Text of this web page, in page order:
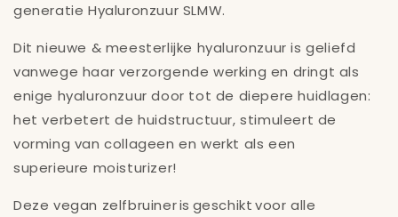
generatie Hyaluronzuur SLMW.
Dit nieuwe & meesterlijke hyaluronzuur is geliefd
vanwege haar verzorgende werking en dringt als
enige hyaluronzuur door tot de diepere huidlagen:
het verbetert de huidstructuur, stimuleert de
vorming van collageen en werkt als een
superieure moisturizer!
Deze vegan zelfbruiner is geschikt voor alle